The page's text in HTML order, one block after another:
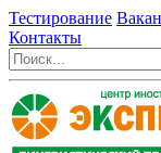
Тестирование
Контакты